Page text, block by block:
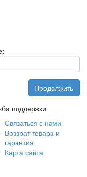
Продолжить
поддержки
Связаться с нами
Возврат товара и
гарантия
Карта сайта